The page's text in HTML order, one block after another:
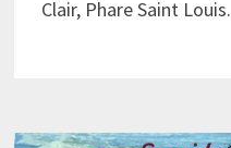
Clair, Phare Saint Louis.